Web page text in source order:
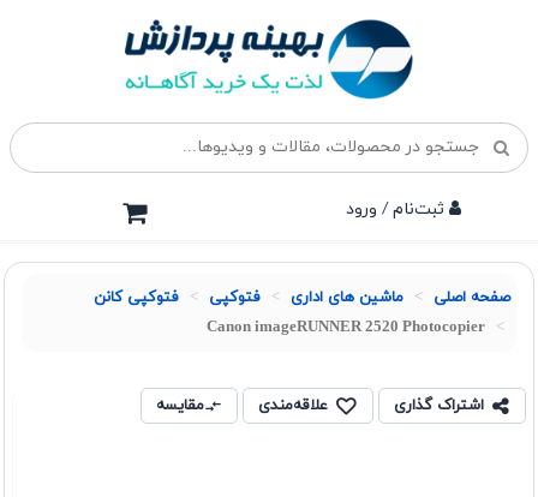
ثبت‌نام / ورود
صفحه اصلی ماشین های اداری فتوکپی فتوکپی کانن
Canon imageRUNNER 2520 Photocopier
اشتراک گذاری علاقه‌مندی مقایسه